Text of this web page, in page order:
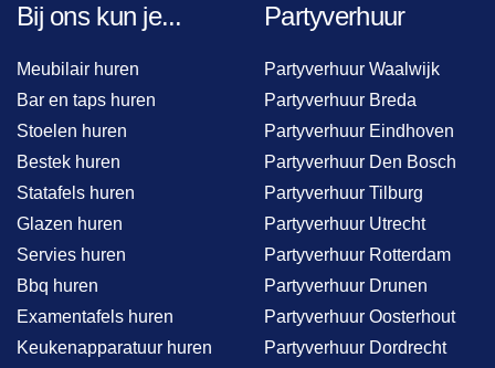
Bij ons kun je...
Meubilair huren
Bar en taps huren
Stoelen huren
Bestek huren
Statafels huren
Glazen huren
Servies huren
Bbq huren
Examentafels huren
Keukenapparatuur huren
Partyverhuur
Partyverhuur Waalwijk
Partyverhuur Breda
Partyverhuur Eindhoven
Partyverhuur Den Bosch
Partyverhuur Tilburg
Partyverhuur Utrecht
Partyverhuur Rotterdam
Partyverhuur Drunen
Partyverhuur Oosterhout
Partyverhuur Dordrecht